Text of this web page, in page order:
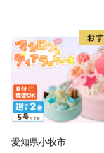
愛知県小牧市